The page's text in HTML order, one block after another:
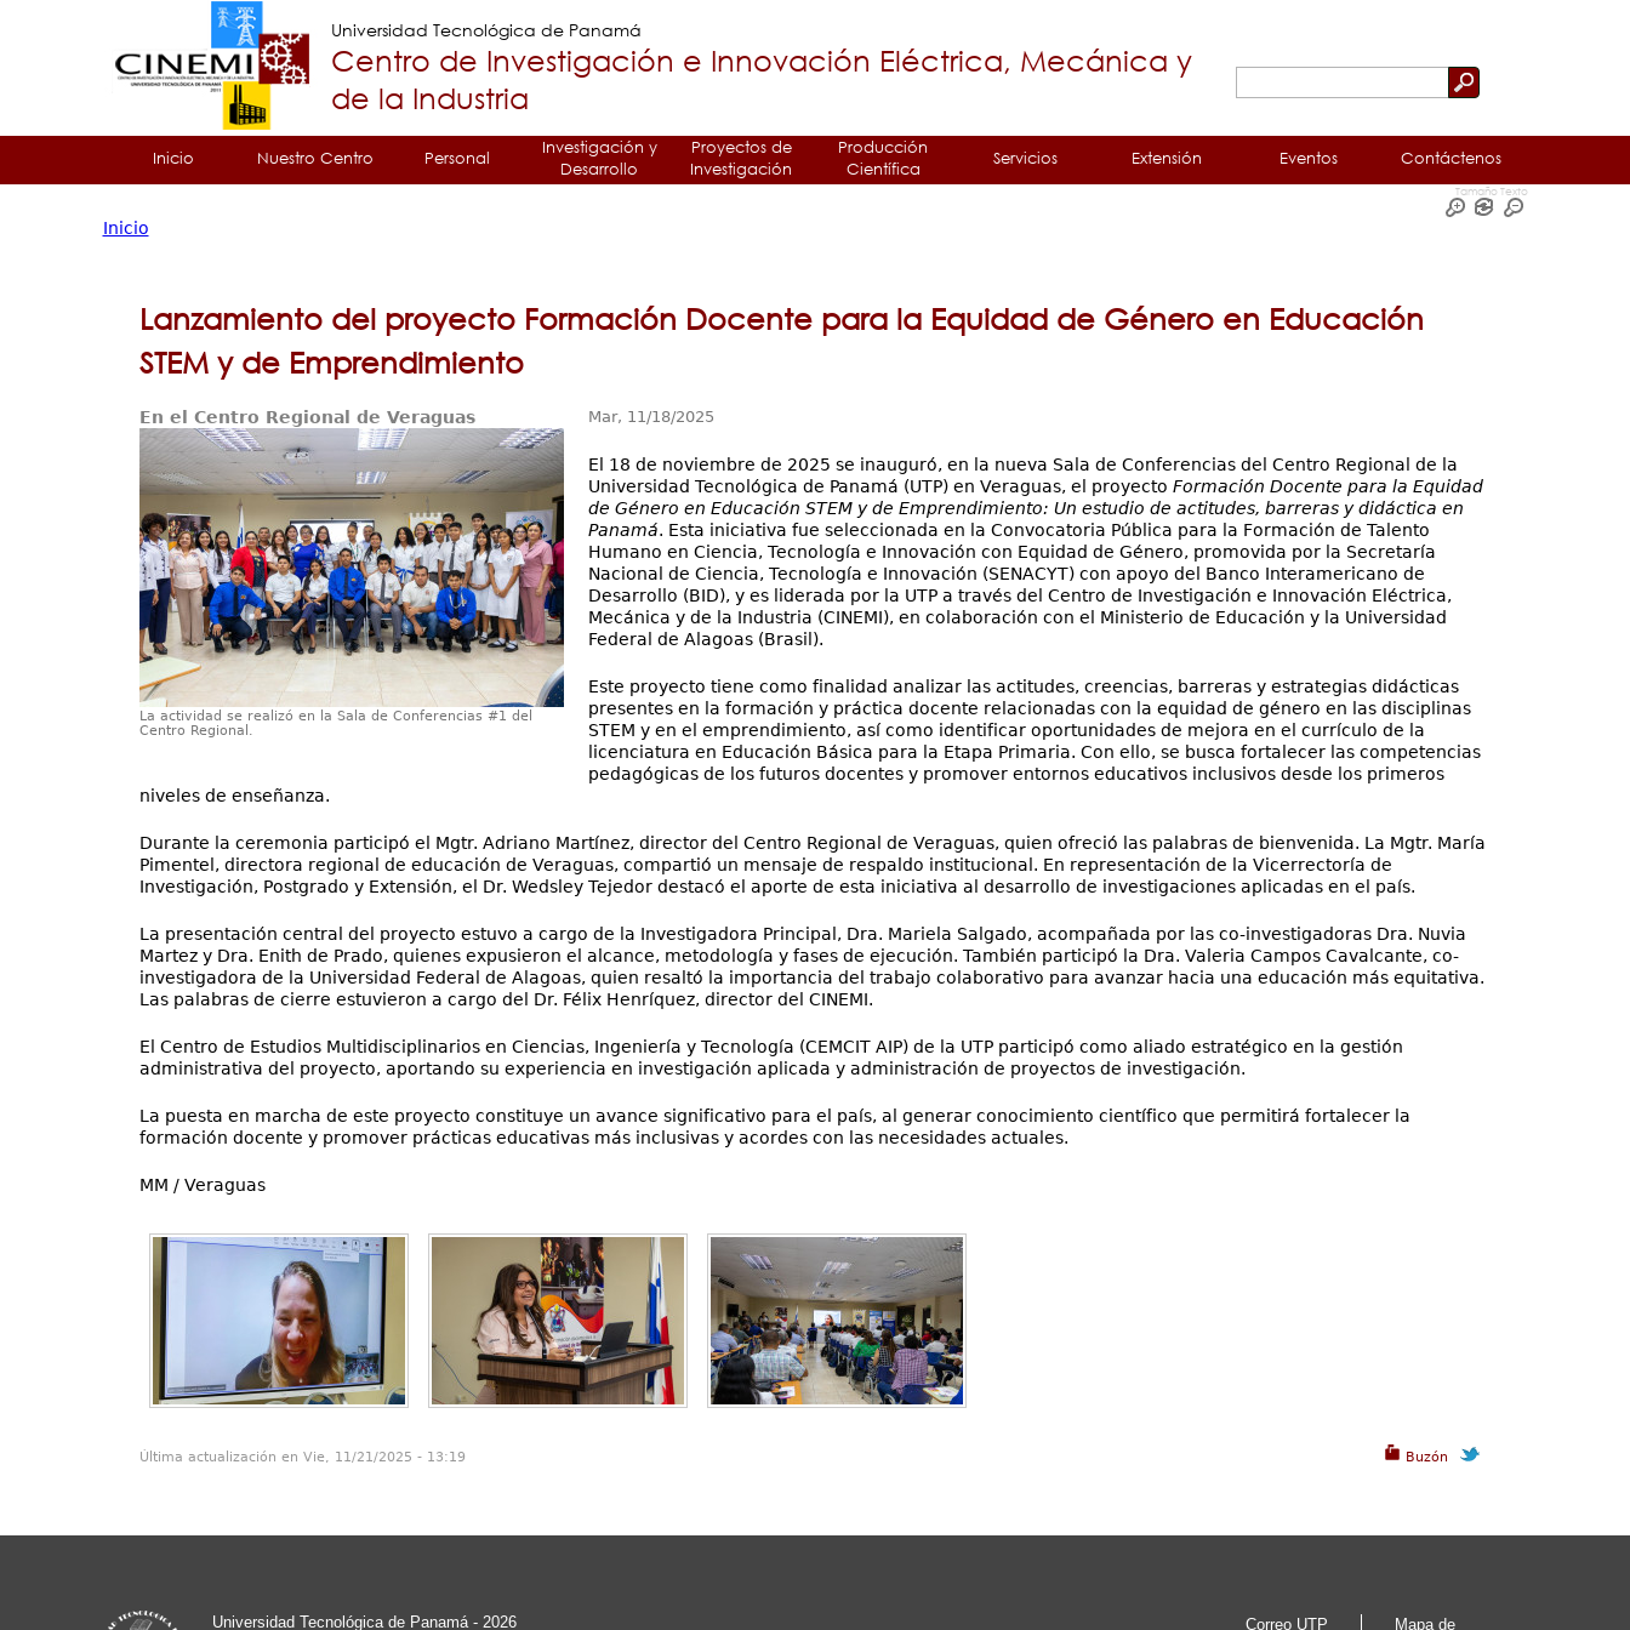
Universidad Tecnológica de Panamá
Centro de Investigación e Innovación Eléctrica, Mecánica y
de la Industria
Tropical
Principal
Inicio Nuestro Centro Personal
Investigación y
Desarrollo
Proyectos de
Investigación
Producción
Científica
Servicios Extensión Eventos Contáctenos
Tamaño Texto
está
aquí
Inicio
Lanzamiento del proyecto Formación Docente para la Equidad de Género en Educación
STEM y de Emprendimiento
En el Centro Regional de Veraguas
La actividad se realizó en la Sala de Conferencias #1 del
Centro Regional.
Mar, 11/18/2025
El 18 de noviembre de 2025 se inauguró, en la nueva Sala de Conferencias del Centro Regional de la
Universidad Tecnológica de Panamá (UTP) en Veraguas, el proyecto Formación Docente para la Equidad
de Género en Educación STEM y de Emprendimiento: Un estudio de actitudes, barreras y didáctica en
Panamá. Esta iniciativa fue seleccionada en la Convocatoria Pública para la Formación de Talento
Humano en Ciencia, Tecnología e Innovación con Equidad de Género, promovida por la Secretaría
Nacional de Ciencia, Tecnología e Innovación (SENACYT) con apoyo del Banco Interamericano de
Desarrollo (BID), y es liderada por la UTP a través del Centro de Investigación e Innovación Eléctrica,
Mecánica y de la Industria (CINEMI), en colaboración con el Ministerio de Educación y la Universidad
Federal de Alagoas (Brasil).
Este proyecto tiene como finalidad analizar las actitudes, creencias, barreras y estrategias didácticas
presentes en la formación y práctica docente relacionadas con la equidad de género en las disciplinas
STEM y en el emprendimiento, así como identificar oportunidades de mejora en el currículo de la
licenciatura en Educación Básica para la Etapa Primaria. Con ello, se busca fortalecer las competencias
pedagógicas de los futuros docentes y promover entornos educativos inclusivos desde los primeros
niveles de enseñanza.
Durante la ceremonia participó el Mgtr. Adriano Martínez, director del Centro Regional de Veraguas, quien ofreció las palabras de bienvenida. La Mgtr. María
Pimentel, directora regional de educación de Veraguas, compartió un mensaje de respaldo institucional. En representación de la Vicerrectoría de
Investigación, Postgrado y Extensión, el Dr. Wedsley Tejedor destacó el aporte de esta iniciativa al desarrollo de investigaciones aplicadas en el país.
La presentación central del proyecto estuvo a cargo de la Investigadora Principal, Dra. Mariela Salgado, acompañada por las co-investigadoras Dra. Nuvia
Martez y Dra. Enith de Prado, quienes expusieron el alcance, metodología y fases de ejecución. También participó la Dra. Valeria Campos Cavalcante, co-
investigadora de la Universidad Federal de Alagoas, quien resaltó la importancia del trabajo colaborativo para avanzar hacia una educación más equitativa.
Las palabras de cierre estuvieron a cargo del Dr. Félix Henríquez, director del CINEMI.
El Centro de Estudios Multidisciplinarios en Ciencias, Ingeniería y Tecnología (CEMCIT AIP) de la UTP participó como aliado estratégico en la gestión
administrativa del proyecto, aportando su experiencia en investigación aplicada y administración de proyectos de investigación.
La puesta en marcha de este proyecto constituye un avance significativo para el país, al generar conocimiento científico que permitirá fortalecer la
formación docente y promover prácticas educativas más inclusivas y acordes con las necesidades actuales.
MM / Veraguas
Buzón
Última actualización en Vie, 11/21/2025 - 13:19
Universidad Tecnológica de Panamá - 2026 Correo UTP Mapa de